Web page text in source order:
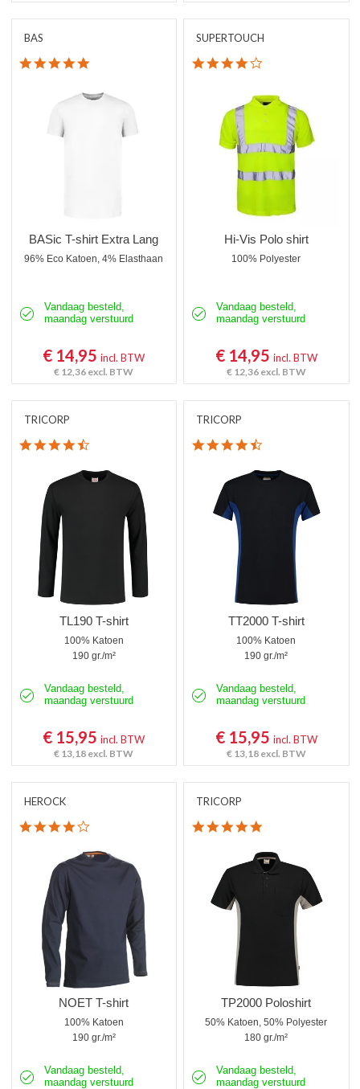
BAS
5.0 star rating
BASic T-shirt Extra Lang
96% Eco Katoen, 4% Elasthaan
Vandaag besteld,
maandag verstuurd
€ 14,95incl. BTW
€ 12,36 excl. BTW
SUPERTOUCH
4.0 star rating
Hi-Vis Polo shirt
100% Polyester
Vandaag besteld,
maandag verstuurd
€ 14,95 incl. BTW
€ 12,36 excl. BTW
TRICORP
TL190 T-shirt
100% Katoen
190 gr./m²
Vandaag besteld,
maandag verstuurd
€ 15,95incl. BTW
€ 13,18 excl. BTW
TRICORP
TT2000 T-shirt
100% Katoen
190 gr./m²
Vandaag besteld,
maandag verstuurd
€ 15,95 incl. BTW
€ 13,18 excl. BTW
HEROCK
4.0 star rating
NOET T-shirt
100% Katoen
190 gr./m²
Vandaag besteld,
maandag verstuurd
TRICORP
5.0 star rating
TP2000 Poloshirt
50% Katoen, 50% Polyester
180 gr./m²
Vandaag besteld,
maandag verstuurd